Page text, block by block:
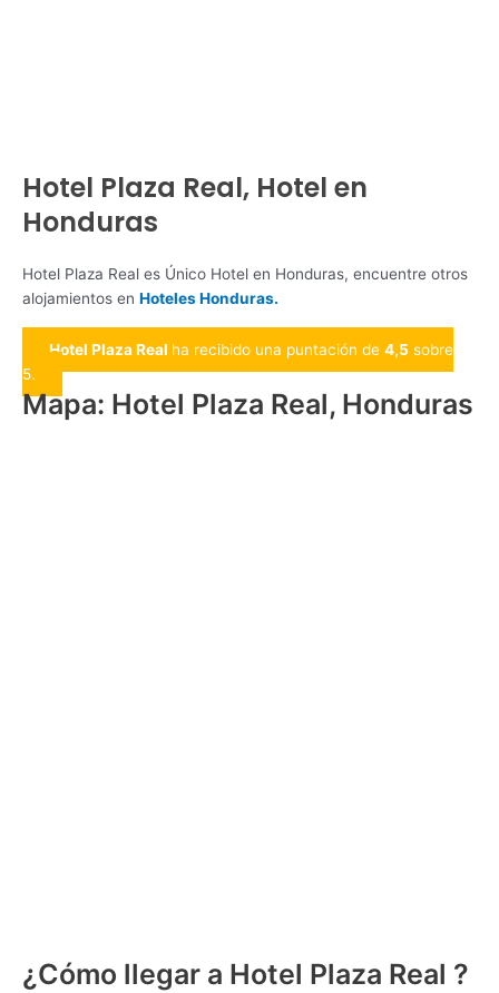
Hotel Plaza Real, Hotel en
Honduras
Hotel Plaza Real es Único Hotel en Honduras, encuentre otros
alojamientos en Hoteles Honduras.
Hotel Plaza Real ha recibido una puntación de 4,5 sobre
5.
Mapa: Hotel Plaza Real, Honduras
¿Cómo llegar a Hotel Plaza Real ?